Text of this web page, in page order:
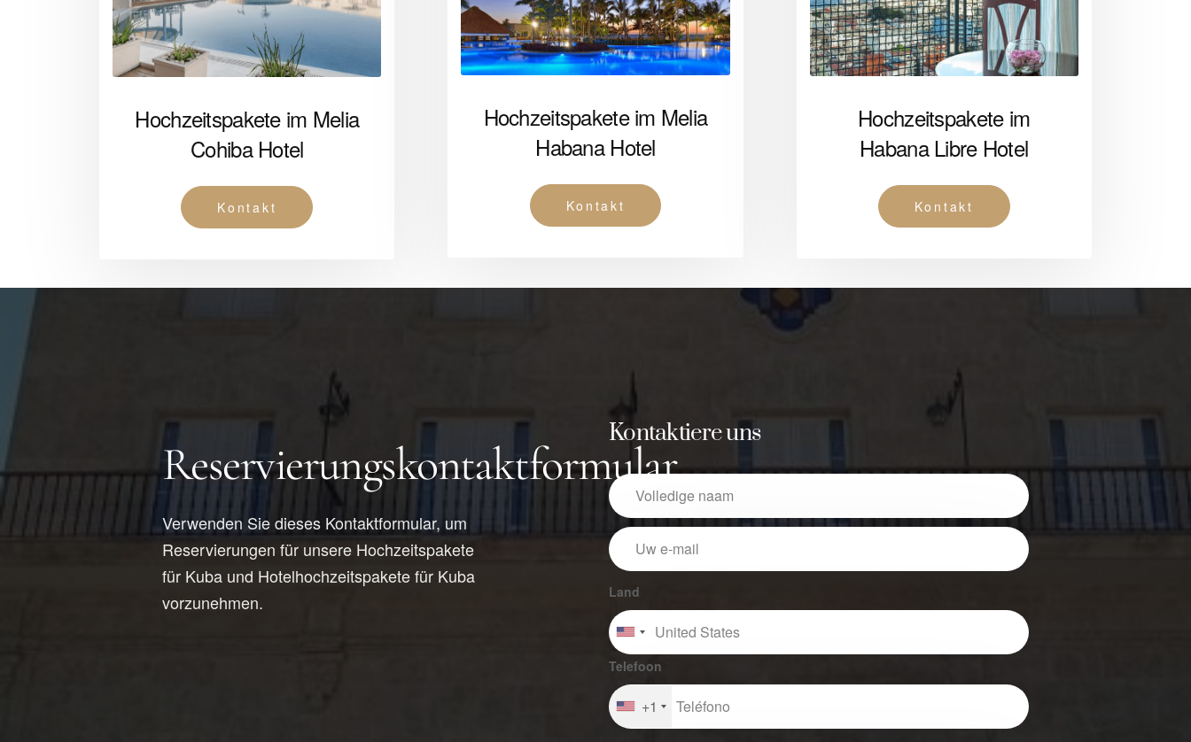
Hochzeitspakete im Melia
Cohiba Hotel
Kontakt
Hochzeitspakete im Melia
Habana Hotel
Kontakt
Hochzeitspakete im
Habana Libre Hotel
Kontakt
Reservierungskontaktformular
Verwenden Sie dieses Kontaktformular, um
Reservierungen für unsere Hochzeitspakete
für Kuba und Hotelhochzeitspakete für Kuba
vorzunehmen.
Kontaktiere uns
Land
Telefoon
+1